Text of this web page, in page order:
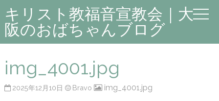
キリスト教福音宣教会｜大
阪のおばちゃんブログ
img_4001.jpg
2025年12月10日 Bravo img_4001.jpg